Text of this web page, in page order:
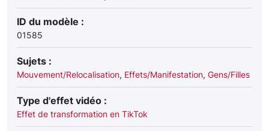
ID du modèle :
01585
Sujets :
Mouvement/Relocalisation, Effets/Manifestation, Gens/Filles
Type d'effet vidéo :
Effet de transformation en TikTok